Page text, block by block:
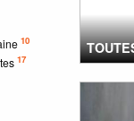
10
17